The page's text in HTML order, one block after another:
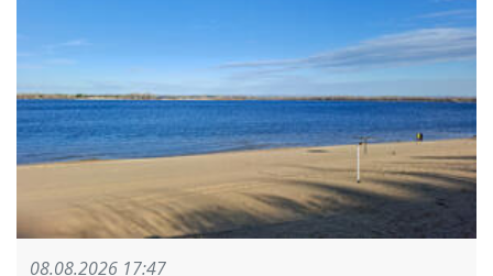
08.08.2026 17:47